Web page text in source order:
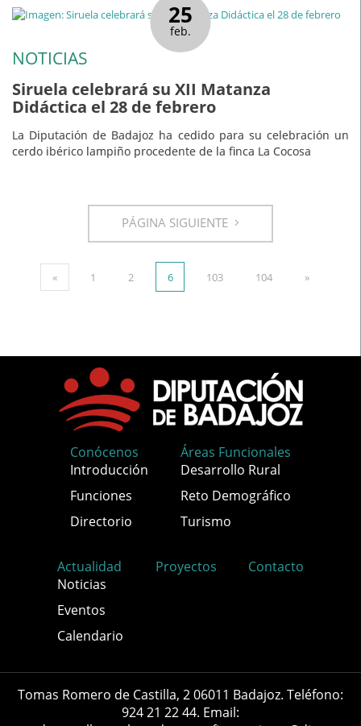
25
feb.
NOTICIAS
Siruela celebrará su XII Matanza
Didáctica el 28 de febrero
La Diputación de Badajoz ha cedido para su celebración un
cerdo ibérico lampiño procedente de la finca La Cocosa
PÁGINA SIGUIENTE
« 1 2 6 103 104 »
Conócenos
Introducción
Funciones
Directorio
Áreas Funcionales
Desarrollo Rural
Reto Demográfico
Turismo
Actualidad
Noticias
Eventos
Calendario
Proyectos Contacto
Tomas Romero de Castilla, 2 06011 Badajoz. Teléfono:
924 21 22 44. Email: